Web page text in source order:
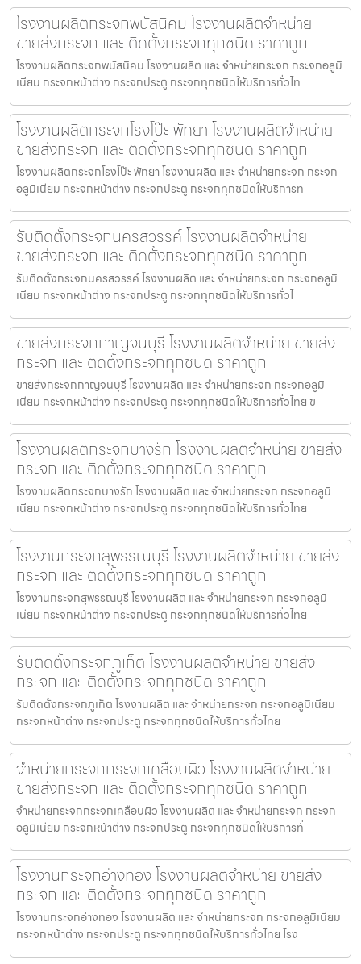
โรงงานผลิตกระจกพนัสนิคม โรงงานผลิตจำหน่าย
ขายส่งกระจก และ ติดตั้งกระจกทุกชนิด ราคาถูก
โรงงานผลิตกระจกพนัสนิคม โรงงานผลิต และ จำหน่ายกระจก กระจกอลูมิ
เนียม กระจกหน้าต่าง กระจกประตู กระจกทุกชนิดให้บริการทั่วไท
โรงงานผลิตกระจกโรงโป๊ะ พัทยา โรงงานผลิตจำหน่าย
ขายส่งกระจก และ ติดตั้งกระจกทุกชนิด ราคาถูก
โรงงานผลิตกระจกโรงโป๊ะ พัทยา โรงงานผลิต และ จำหน่ายกระจก กระจก
อลูมิเนียม กระจกหน้าต่าง กระจกประตู กระจกทุกชนิดให้บริการท
รับติดตั้งกระจกนครสวรรค์ โรงงานผลิตจำหน่าย
ขายส่งกระจก และ ติดตั้งกระจกทุกชนิด ราคาถูก
รับติดตั้งกระจกนครสวรรค์ โรงงานผลิต และ จำหน่ายกระจก กระจกอลูมิ
เนียม กระจกหน้าต่าง กระจกประตู กระจกทุกชนิดให้บริการทั่วไ
ขายส่งกระจกกาญจนบุรี โรงงานผลิตจำหน่าย ขายส่ง
กระจก และ ติดตั้งกระจกทุกชนิด ราคาถูก
ขายส่งกระจกกาญจนบุรี โรงงานผลิต และ จำหน่ายกระจก กระจกอลูมิ
เนียม กระจกหน้าต่าง กระจกประตู กระจกทุกชนิดให้บริการทั่วไทย ข
โรงงานผลิตกระจกบางรัก โรงงานผลิตจำหน่าย ขายส่ง
กระจก และ ติดตั้งกระจกทุกชนิด ราคาถูก
โรงงานผลิตกระจกบางรัก โรงงานผลิต และ จำหน่ายกระจก กระจกอลูมิ
เนียม กระจกหน้าต่าง กระจกประตู กระจกทุกชนิดให้บริการทั่วไทย
โรงงานกระจกสุพรรณบุรี โรงงานผลิตจำหน่าย ขายส่ง
กระจก และ ติดตั้งกระจกทุกชนิด ราคาถูก
โรงงานกระจกสุพรรณบุรี โรงงานผลิต และ จำหน่ายกระจก กระจกอลูมิ
เนียม กระจกหน้าต่าง กระจกประตู กระจกทุกชนิดให้บริการทั่วไทย
รับติดตั้งกระจกภูเก็ต โรงงานผลิตจำหน่าย ขายส่ง
กระจก และ ติดตั้งกระจกทุกชนิด ราคาถูก
รับติดตั้งกระจกภูเก็ต โรงงานผลิต และ จำหน่ายกระจก กระจกอลูมิเนียม
กระจกหน้าต่าง กระจกประตู กระจกทุกชนิดให้บริการทั่วไทย
จำหน่ายกระจกกระจกเคลือบผิว โรงงานผลิตจำหน่าย
ขายส่งกระจก และ ติดตั้งกระจกทุกชนิด ราคาถูก
จำหน่ายกระจกกระจกเคลือบผิว โรงงานผลิต และ จำหน่ายกระจก กระจก
อลูมิเนียม กระจกหน้าต่าง กระจกประตู กระจกทุกชนิดให้บริการทั่
โรงงานกระจกอ่างทอง โรงงานผลิตจำหน่าย ขายส่ง
กระจก และ ติดตั้งกระจกทุกชนิด ราคาถูก
โรงงานกระจกอ่างทอง โรงงานผลิต และ จำหน่ายกระจก กระจกอลูมิเนียม
กระจกหน้าต่าง กระจกประตู กระจกทุกชนิดให้บริการทั่วไทย โรง